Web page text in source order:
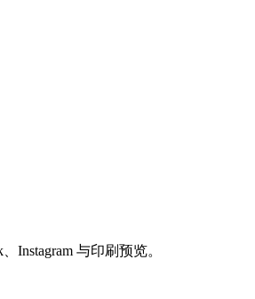
Instagram 与印刷预览。